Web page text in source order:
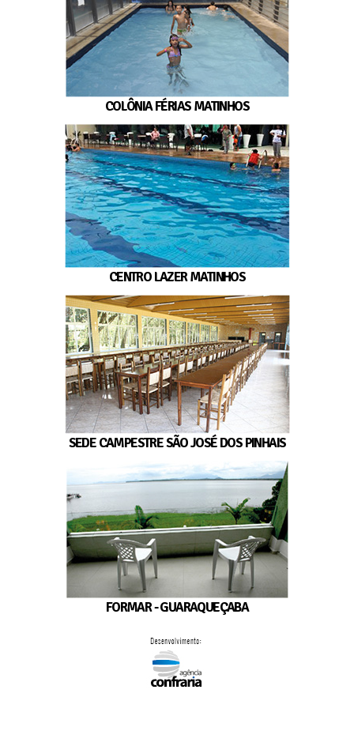
COLÔNIA FÉRIAS MATINHOS
CENTRO LAZER MATINHOS
SEDE CAMPESTRE SÃO JOSÉ DOS PINHAIS
FORMAR - GUARAQUEÇABA